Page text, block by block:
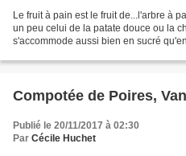
Le fruit à pain est le fruit de...l'arbre à
un peu celui de la patate douce ou la
s'accommode aussi bien en sucré
Compotée de Poires,
Publié le 20/11/2017 à 02:30
Par Cécile Huchet